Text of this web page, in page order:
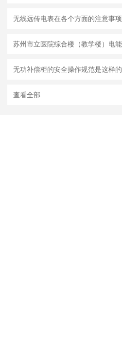
无线远传电表在各个方面的注意事项
查看全部